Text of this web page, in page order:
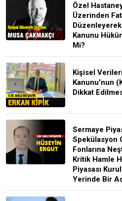
Özel
Üzerinden
Düzenleyerek
Kanunu
Mi?
Kişisel
Kanunu'nun
Dikkat
Sermaye
Spekülasyon
Fonlarına
Kritik Hamle
Piyasası
Yerinde Bir